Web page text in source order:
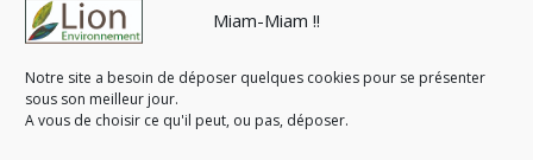
Miam-Miam !!
Notre site a besoin de déposer quelques cookies pour se présenter
sous son meilleur jour.
A vous de choisir ce qu'il peut, ou pas, déposer.